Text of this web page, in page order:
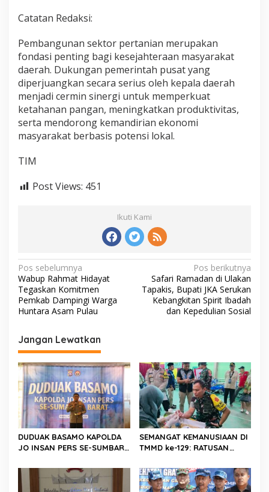
Catatan Redaksi:
Pembangunan sektor pertanian merupakan
fondasi penting bagi kesejahteraan masyarakat
daerah. Dukungan pemerintah pusat yang
diperjuangkan secara serius oleh kepala daerah
menjadi cermin sinergi untuk memperkuat
ketahanan pangan, meningkatkan produktivitas,
serta mendorong kemandirian ekonomi
masyarakat berbasis potensi lokal.
TIM
Post Views: 451
Ikuti Kami
N
a
v
i
g
a
s
i
p
o
s
Pos sebelumnya
Wabup Rahmat Hidayat
Tegaskan Komitmen
Pemkab Dampingi Warga
Huntara Asam Pulau
Pos berikutnya
Safari Ramadan di Ulakan
Tapakis, Bupati JKA Serukan
Kebangkitan Spirit Ibadah
dan Kepedulian Sosial
Jangan Lewatkan
DUDUAK BASAMO KAPOLDA
JO INSAN PERS SE-SUMBAR,
Abadhy Dorong Kolaborasi
Polri dan Media Demi
SEMANGAT KEMANUSIAAN DI
TMMD ke-129: RATUSAN
KEBUTUHAAN STOK DARAH